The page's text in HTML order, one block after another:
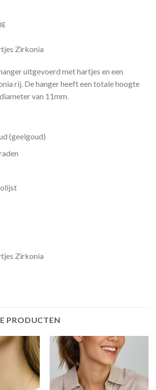
Zirkonia
uitgevoerd met hartjes en een
rij. De hanger heeft een totale hoogte
van 11mm.
(geelgoud)
Zirkonia
PRODUCTEN